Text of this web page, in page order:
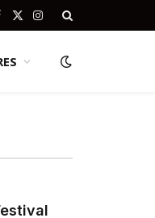
X
Instagram